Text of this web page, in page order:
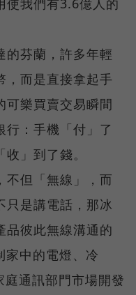
使我們有3.6億人的
的芬蘭，許多年輕
，而是直接拿起手
可樂買賣交易瞬間
行：手機「付」了
」到了錢。
不但「無線」，而
只是講電話，那冰
品彼此無線溝通的
中的電燈、冷
通訊部門市場開發